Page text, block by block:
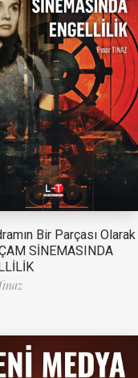
Bir Parçası Olarak
SİNEMASINDA